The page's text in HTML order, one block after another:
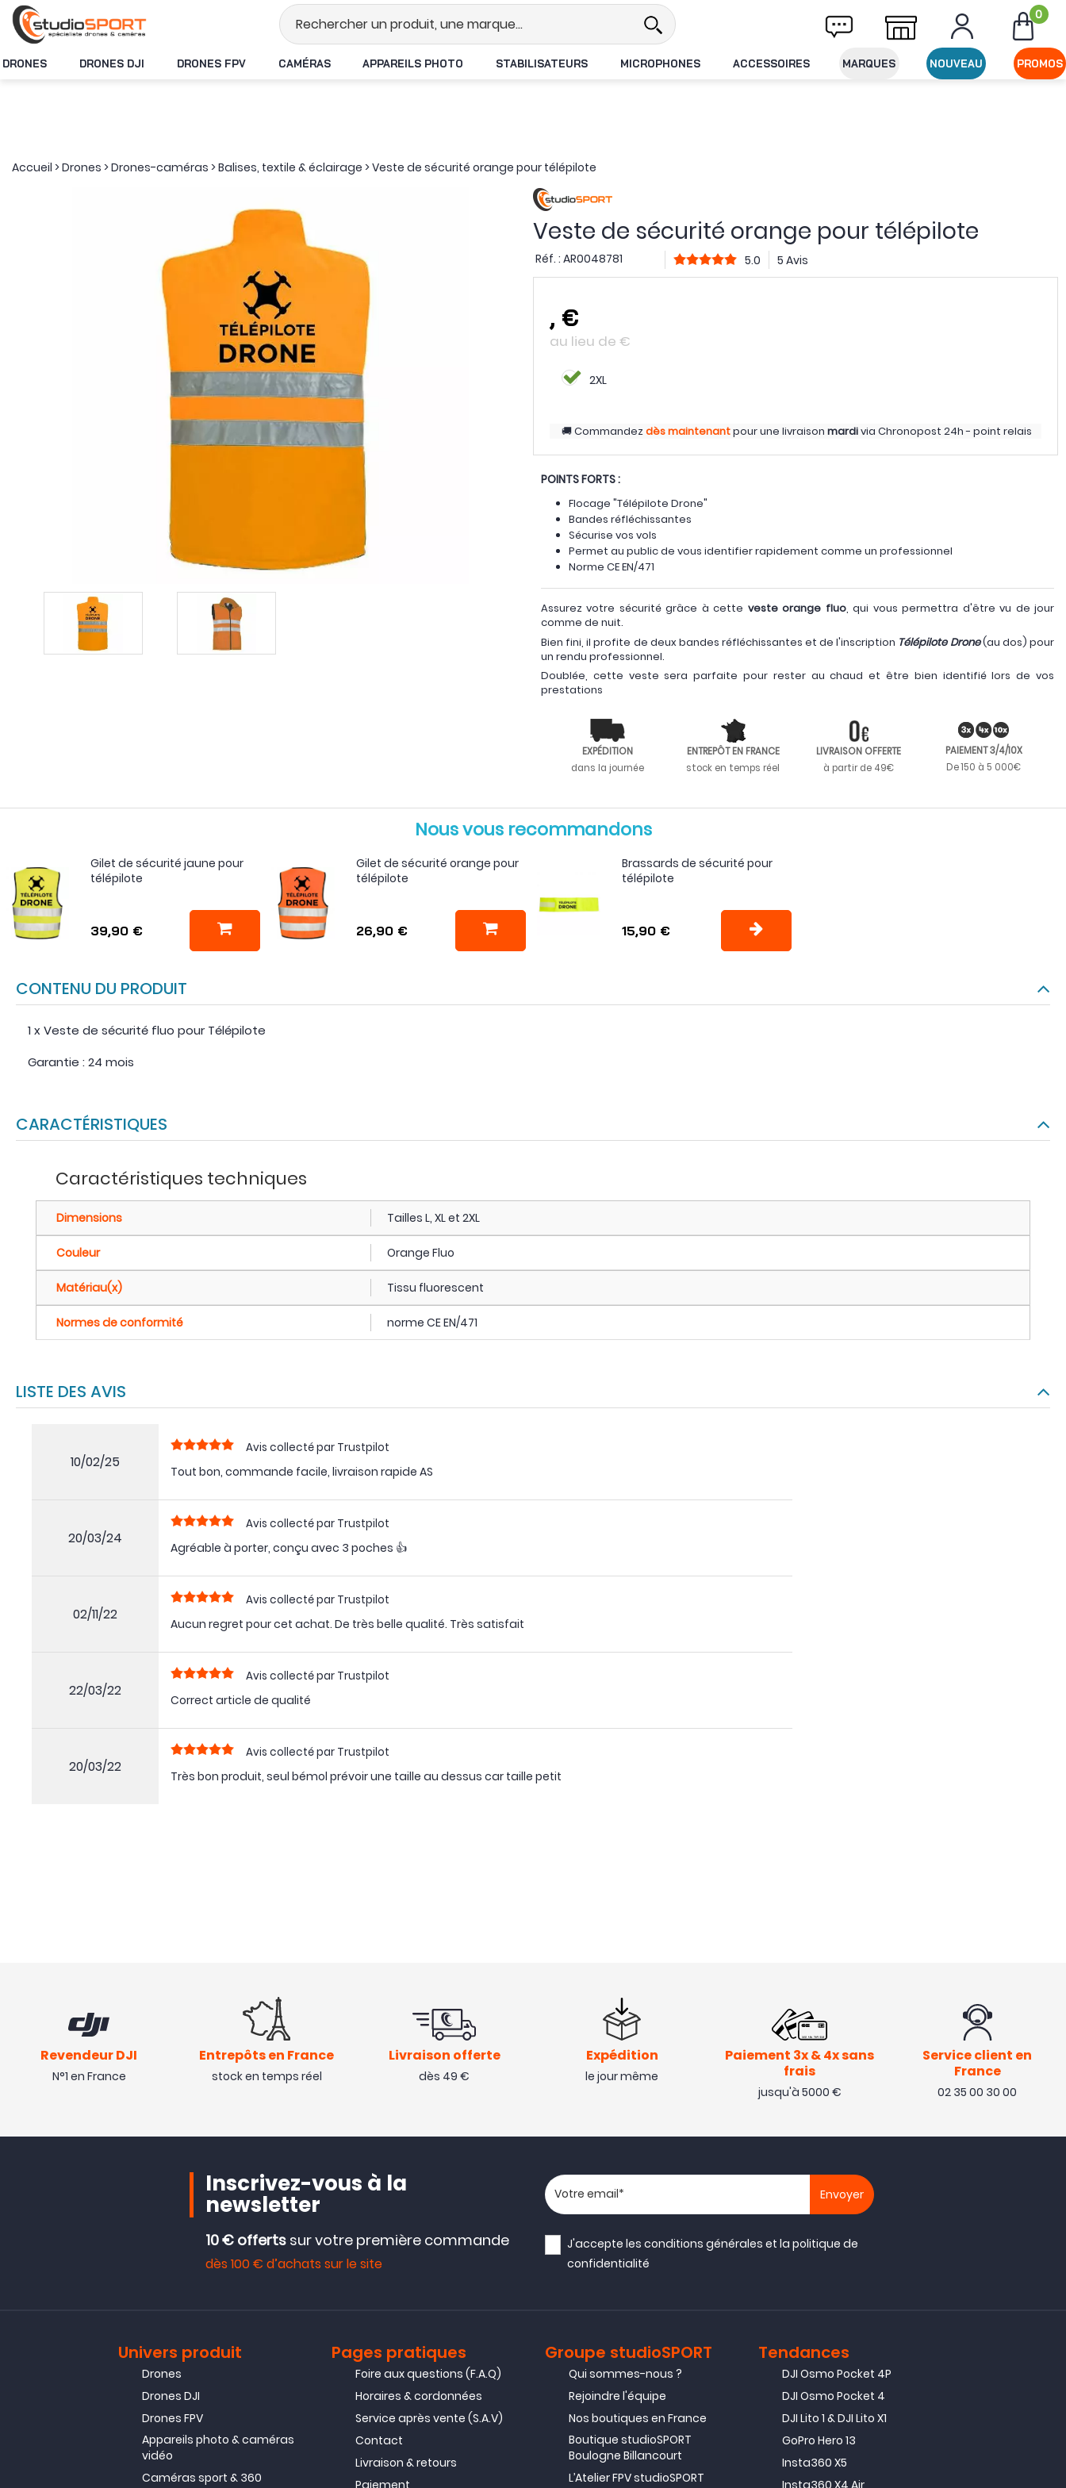
Stock en temps réel Livraison offerte dès 49€ d'achat 0
DRONES DRONES DJI DRONES FPV CAMÉRAS APPAREILS PHOTO STABILISATEURS MICROPHONES ACCESSOIRES MARQUES NOUVEAU PROMOS
Accueil >Drones >Drones-caméras >Balises, textile & éclairage >Veste de sécurité orange pour télépilote
Veste de sécurité orange pour télépilote
Réf. : AR0048781 5.0 5 Avis
, €
au lieu de €
2XL
Commandezdès maintenantpour une livraison mardivia Chronopost 24h - point relais
POINTS FORTS :
Flocage "Télépilote Drone"
Bandes réfléchissantes
Sécurise vos vols
Permet au public de vous identifier rapidement comme un professionnel
Norme CE EN/471
Assurez votre sécurité grâce à cette veste orange fluo, qui vous permettra d'être vu de jour
comme de nuit.
Bien fini, il profite de deux bandes réfléchissantes et de l'inscription Télépilote Drone(au dos) pour
un rendu professionnel.
Doublée, cette veste sera parfaite pour rester au chaud et être bien identifié lors de vos
prestations
EXPÉDITION
dans la journée
ENTREPÔT EN FRANCE
stock en temps réel
LIVRAISON OFFERTE
à partir de 49€
PAIEMENT 3/4/10X
De 150 à 5 000€
Nous vous recommandons
Gilet de sécurité jaune pour
télépilote
39,90 €
Gilet de sécurité orange pour
télépilote
26,90 €
Brassards de sécurité pour
télépilote
15,90 €
CONTENU DU PRODUIT
1 x Veste de sécurité fluo pour Télépilote
Garantie : 24 mois
CARACTÉRISTIQUES
Caractéristiques techniques
Dimensions Tailles L, XL et 2XL
Couleur Orange Fluo
Matériau(x) Tissu fluorescent
Normes de conformité norme CE EN/471
LISTE DES AVIS
10/02/25
Avis collecté par Trustpilot
Tout bon, commande facile, livraison rapide AS
20/03/24
Avis collecté par Trustpilot
Agréable à porter, conçu avec 3 poches 👍
02/11/22
Avis collecté par Trustpilot
Aucun regret pour cet achat. De très belle qualité. Très satisfait
22/03/22
Avis collecté par Trustpilot
Correct article de qualité
20/03/22
Avis collecté par Trustpilot
Très bon produit, seul bémol prévoir une taille au dessus car taille petit
Revendeur DJI
N°1 en France
Entrepôts en France
stock en temps réel
Livraison offerte
dès 49 €
Expédition
le jour même
Paiement 3x & 4x sans
frais
jusqu'à 5000 €
Service client en
France
02 35 00 30 00
Inscrivez-vous à la
newsletter
10 € offerts sur votre première commande
dès 100 € d’achats sur le site
Votre adresse email
J'accepte lesconditions générales et lapolitique de
confidentialité
Univers produit
Drones
Drones DJI
Drones FPV
Appareils photo & caméras
vidéo
Caméras sport & 360
Pages pratiques
Foire aux questions (F.A.Q)
Horaires & cordonnées
Service après vente (S.A.V)
Contact
Livraison & retours
Paiement
Groupe studioSPORT
Qui sommes-nous ?
Rejoindre l'équipe
Nos boutiques en France
Boutique studioSPORT
Boulogne Billancourt
L’Atelier FPV studioSPORT
Tendances
DJI Osmo Pocket 4P
DJI Osmo Pocket 4
DJI Lito 1 & DJI Lito X1
GoPro Hero 13
Insta360 X5
Insta360 X4 Air